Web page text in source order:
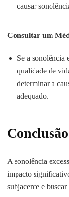
causar
Consultar um
Se a sonolência
qualidade de
determinar a
adequado.
Conclusão
A sonolência
impacto
subjacente e